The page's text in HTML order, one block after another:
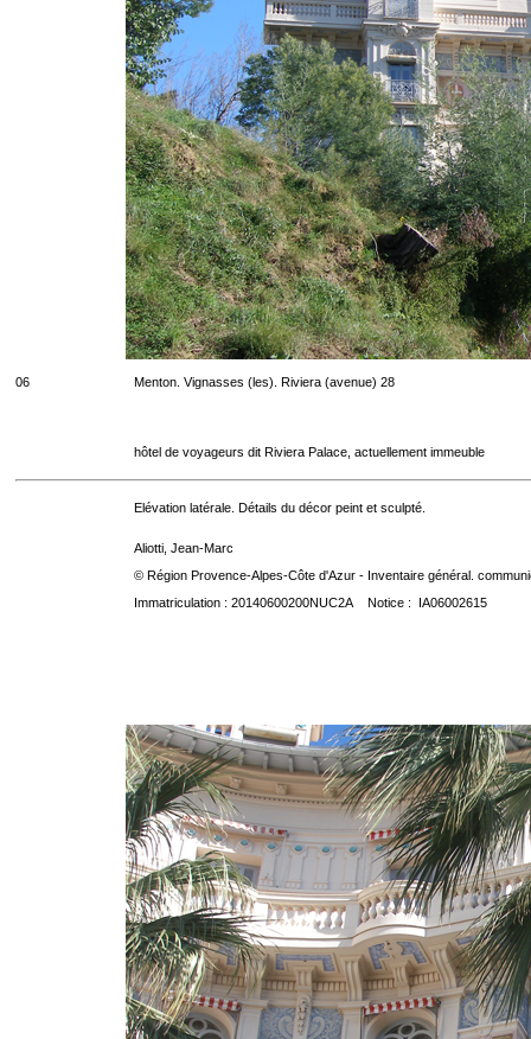
06 Menton. Vignasses (les). Riviera (avenue) 28
hôtel de voyageurs dit Riviera Palace, actuellement immeuble
Elévation latérale. Détails du décor peint et sculpté.
Aliotti, Jean-Marc
© Région Provence-Alpes-Côte d'Azur - Inventaire général.
Immatriculation : 20140600200NUC2A Notice : IA06002615